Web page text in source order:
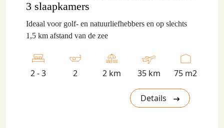
3 slaapkamers
Ideaal voor golf- en natuurliefhebbers en op slechts
1,5 km afstand van de zee
2 - 3 2 2 km 35 km 75 m2
Details